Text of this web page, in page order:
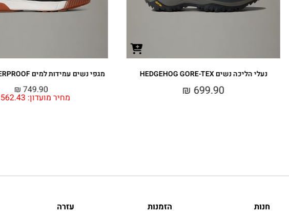
נעלי הליכה נשים HEDGEHOG GORE-TEX
₪ 699.90
מגפי נשים עמידות למים SIERRA WATERPROOF
מחיר מועדון: 562.43
₪ 749.90
חנות הזמנות עזרה